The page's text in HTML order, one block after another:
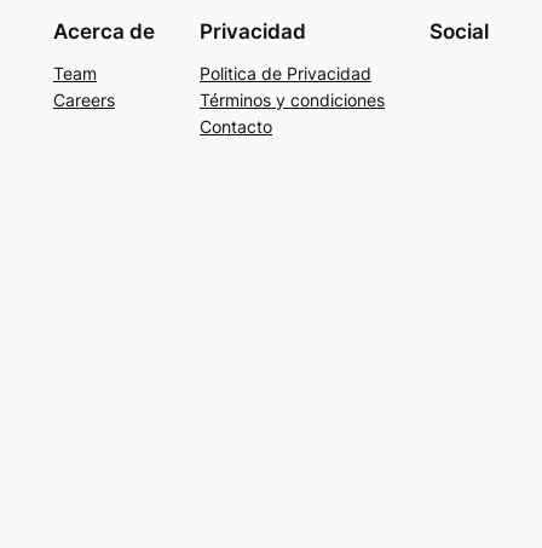
Acerca de
Team
Careers
Privacidad
Politica de Privacidad
Términos y condiciones
Contacto
Social